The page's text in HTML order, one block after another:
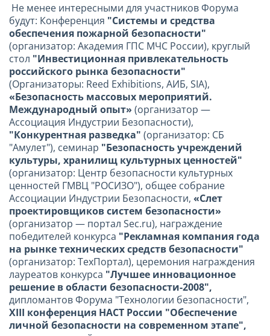
Не менее интересными для участников Форума
будут: Конференция "Системы и средства
обеспечения пожарной безопасности"
(организатор: Академия ГПС МЧС России), круглый
стол "Инвестиционная привлекательность
российского рынка безопасности"
(Организаторы: Reed Exhibitions, АИБ, SIA),
«Безопасность массовых мероприятий.
Международный опыт» (организатор —
Ассоциация Индустрии Безопасности),
"Конкурентная разведка" (организатор: СБ
"Амулет"), семинар "Безопасность учреждений
культуры, хранилищ культурных ценностей"
(организатор: Центр безопасности культурных
ценностей ГМВЦ "РОСИЗО"), общее собрание
Ассоциации Индустрии Безопасности, «Слет
проектировщиков систем безопасности»
(организатор — портал Sec.ru), награждение
победителей конкурса "Рекламная компания года
на рынке технических средств безопасности"
(организатор: ТехПортал), церемония награждения
лауреатов конкурса "Лучшее инновационное
решение в области безопасности-2008",
дипломантов Форума "Технологии безопасности",
XIII конференция НАСТ России "Обеспечение
личной безопасности на современном этапе",